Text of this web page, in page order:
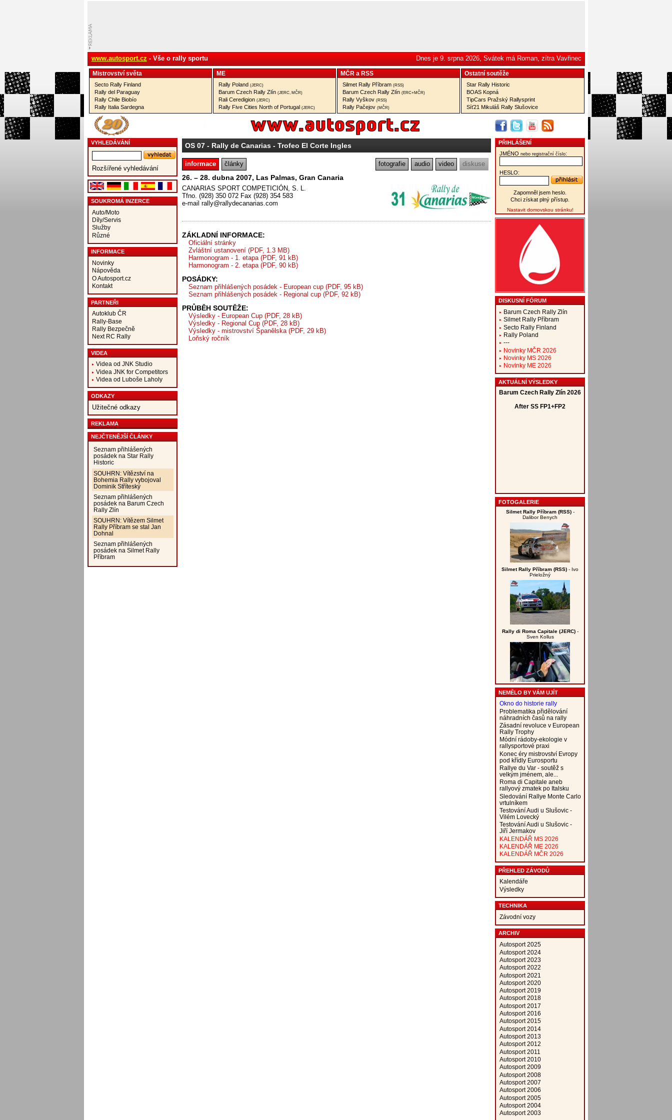
www.autosport.cz - Vše o rally sportu Dnes je 9. srpna 2026, Svátek má Roman, zítra Vavřinec
Mistrovství­ světa
Secto Rally Finland
Rally del Paraguay
Rally Chile Biobío
Rally Italia Sardegna
ME
Rally Poland (JERC)
Barum Czech Rally Zlín (JERC, MČR)
Rali Ceredigion (JERC)
Rally Five Cities North of Portugal (JERC)
MČR a RSS
Silmet Rally Příbram (RSS)
Barum Czech Rally Zlín (ERC+MČR)
Rally Vyškov (RSS)
Rally Pačejov (MČR)
Ostatní­ soutěže
Star Rally Historic
BOAS Kopná
TipCars Pražský Rallysprint
Síť21 Mikuláš Rally Slušovice
VYHLEDÁVÁNÍ
Rozšířené vyhledávání
SOUKROMÁ INZERCE
Auto/Moto
Díly/Servis
Služby
Různé
INFORMACE
Novinky
Nápověda
O Autosport.cz
Kontakt
PARTNEŘI
Autoklub ČR
Rally-Base
Rally Bezpečně
Next RC Rally
VIDEA
Videa od JNK Studio
Videa JNK for Competitors
Videa od Luboše Laholy
ODKAZY
Užitečné odkazy
REKLAMA
NEJČTENĚJŠÍ ČLÁNKY
Seznam přihlášených
posádek na Star Rally
Historic
SOUHRN: Vítězství na
Bohemia Rally vybojoval
Dominik Stříteský
Seznam přihlášených
posádek na Barum Czech
Rally Zlín
SOUHRN: Vítězem Silmet
Rally Příbram se stal Jan
Dohnal
Seznam přihlášených
posádek na Silmet Rally
Příbram
OS 07- Rally de Canarias - Trofeo El Corte Ingles
informace články fotografie audio video diskuse
26. – 28. dubna 2007, Las Palmas, Gran Canaria
CANARIAS SPORT COMPETICIÓN, S. L.
Tfno. (928) 350 072 Fax (928) 354 583
e-mail rally@rallydecanarias.com
ZÁKLADNÍ INFORMACE:
Oficiální stránky
Zvláštní ustanovení (PDF, 1.3 MB)
Harmonogram - 1. etapa (PDF, 91 kB)
Harmonogram - 2. etapa (PDF, 90 kB)
POSÁDKY:
Seznam přihlášených posádek - European cup (PDF, 95 kB)
Seznam přihlášených posádek - Regional cup (PDF, 92 kB)
PRŮBĚH SOUTĚŽE:
Výsledky - European Cup (PDF, 28 kB)
Výsledky - Regional Cup (PDF, 28 kB)
Výsledky - mistrovství Španělska (PDF, 29 kB)
Loňský ročník
PŘIHLÁŠENÍ
JMÉNO nebo registrační číslo:
HESLO:
Zapomněl jsem heslo.
Chci získat plný přístup.
Nastavit domovskou stránku!
DISKUSNÍ FÓRUM
Barum Czech Rally Zlín
Silmet Rally Příbram
Secto Rally Finland
Rally Poland
---
Novinky MČR 2026
Novinky MS 2026
Novinky ME 2026
AKTUÁLNÍ VÝSLEDKY
FOTOGALERIE
Silmet Rally Příbram (RSS)-
Dalibor Benych
Silmet Rally Příbram (RSS) - Ivo
Prieložný
Rally di Roma Capitale (JERC)-
Sven Kollus
NEMĚLO BY VÁM UJÍT
Okno do historie rally
Problematika přidělování
náhradních časů na rally
Zásadní revoluce v European
Rally Trophy
Módní rádoby-ekologie v
rallysportové praxi
Konec éry mistrovství Evropy
pod křídly Eurosportu
Rallye du Var - soutěž s
velkým jménem, ale...
Roma di Capitale aneb
rallyový zmatek po Italsku
Sledování Rallye Monte Carlo
vrtulníkem
Testování Audi u Slušovic -
Vilém Lovecký
Testování Audi u Slušovic -
Jiří Jermakov
KALENDÁŘ MS 2026
KALENDÁŘ ME 2026
KALENDÁŘ MČR 2026
PŘEHLED ZÁVODŮ
Kalendáře
Výsledky
TECHNIKA
Závodní vozy
ARCHIV
Autosport 2025
Autosport 2024
Autosport 2023
Autosport 2022
Autosport 2021
Autosport 2020
Autosport 2019
Autosport 2018
Autosport 2017
Autosport 2016
Autosport 2015
Autosport 2014
Autosport 2013
Autosport 2012
Autosport 2011
Autosport 2010
Autosport 2009
Autosport 2008
Autosport 2007
Autosport 2006
Autosport 2005
Autosport 2004
Autosport 2003